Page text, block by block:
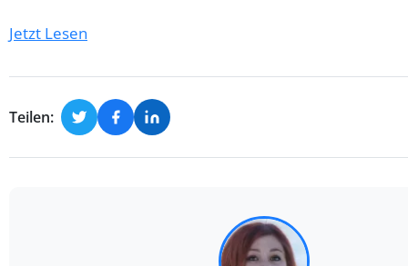
Jetzt Lesen
Teilen: